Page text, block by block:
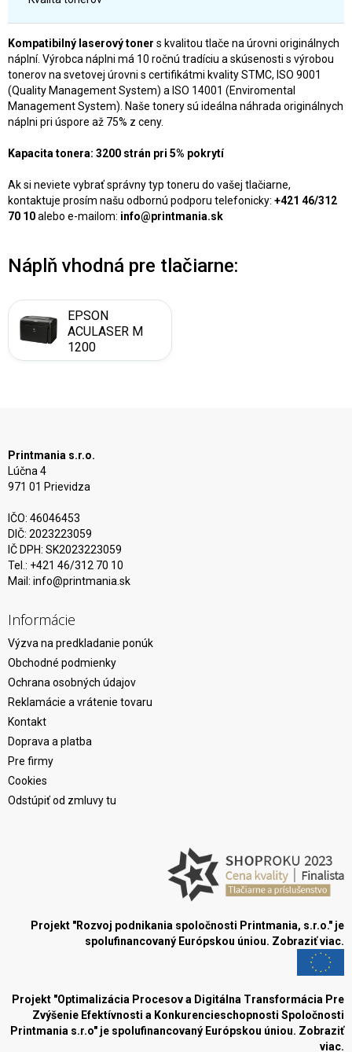
Kompatibilný laserový toner s kvalitou tlače na úrovni originálnych
náplní. Výrobca náplni má 10 ročnú tradíciu a skúsenosti s výrobou
tonerov na svetovej úrovni s certifikátmi kvality STMC, ISO 9001
(Quality Management System) a ISO 14001 (Enviromental
Management System). Naše tonery sú ideálna náhrada originálnych
náplni pri úspore až 75% z ceny.
Kapacita tonera: 3200 strán pri 5% pokrytí
Ak si neviete vybrať správny typ toneru do vašej tlačiarne,
kontaktuje prosím našu odbornú podporu telefonicky: +421 46/312
70 10alebo e-mailom: info@printmania.sk
Náplň vhodná pre tlačiarne:
EPSON
ACULASER M
1200
Printmania s.r.o.
Lúčna 4
971 01 Prievidza
IČO: 46046453
DIČ: 2023223059
IČ DPH: SK2023223059
Tel.: +421 46/312 70 10
Mail: info@printmania.sk
Informácie
Výzva na predkladanie ponúk
Obchodné podmienky
Ochrana osobných údajov
Reklamácie a vrátenie tovaru
Kontakt
Doprava a platba
Pre firmy
Cookies
Odstúpiť od zmluvy tu
Projekt "Rozvoj podnikania spoločnosti Printmania, s.r.o." je
spolufinancovaný Európskou úniou. Zobraziť viac.
Projekt "Optimalizácia Procesov a Digitálna Transformácia Pre
Zvýšenie Efektívnosti a Konkurencieschopnosti Spoločnosti
Printmania s.r.o" je spolufinancovaný Európskou úniou. Zobraziť
viac.